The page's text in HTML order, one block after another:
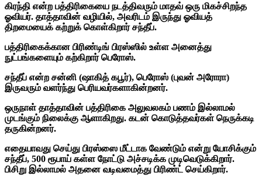
கிரந்தி என்ற பத்திரிகையை நடத்திவரும் மாதவ் ஒரு மிகச்சிறந்த
ஓவியர். தாத்தாவின் வழியில், அவரிடம் இருந்து ஓவியத்
திறமையைக் கற்றுக் கொள்கிறார் சந்தீப்.
பத்திரிகைக்கான பிரிண்டிங் பிரஸ்ஸில் உள்ள அனைத்து
நுட்பங்களையும் கற்கிறார் பெரோஸ்.
சந்தீப் என்ற சன்னி (ஷாகித் கபூர்), பெரோஸ் (புவன் அரோரா)
இருவரும் வளர்ந்து பெரியவர்களாகின்றனர்.
ஒருநாள் தாத்தாவின் பத்திரிகை அலுவலகம் பணம் இல்லாமல்
முடங்கும் நிலைக்கு ஆளாகிறது. கடன் கொடுத்தவர்கள் நெருக்கடி
தருகின்றனர்.
எதையாவது செய்து பிரஸ்ஸை மீட்டாக வேண்டும் என்று யோசிக்கும்
சந்தீப், 500 ரூபாய் கள்ள நோட்டு அச்சடிக்க முடிவெடுக்கிறார்.
பிசிறு இல்லாமல் அதனை வடிவமைத்து பிரிண்ட் செய்கிறார்.